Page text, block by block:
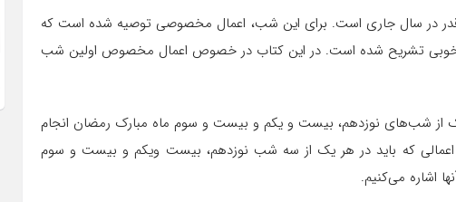
اولین شب قدر در سال جاری است. برای این شب، اعمال مخصوصی توصیه شده است که
به خوبی تشریح شده است. در این کتاب در خصوص اعمال مخصوص اولین شب
از شب‌های نوزدهم، بیست و یکم و بیست و سوم ماه مبارک رمضان انجام
که باید در هر یک از سه شب نوزدهم، بیست ویکم و بیست و سوم
اشاره می‌کنیم.